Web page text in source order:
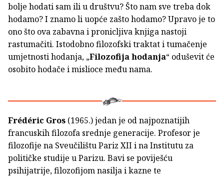
bolje hodati sam ili u društvu? Što nam sve treba dok
hodamo? I znamo li uopće zašto hodamo? Upravo je to
ono što ova zabavna i pronicljiva knjiga nastoji
rastumačiti. Istodobno filozofski traktat i tumačenje
umjetnosti hodanja, „Filozofija hodanja“ oduševit će
osobito hodače i mislioce među nama.
Frédéric Gros (1965.) jedan je od najpoznatijih
francuskih filozofa srednje generacije. Profesor je
filozofije na Sveučilištu Pariz XII i na Institutu za
političke studije u Parizu. Bavi se poviješću
psihijatrije, filozofijom nasilja i kazne te